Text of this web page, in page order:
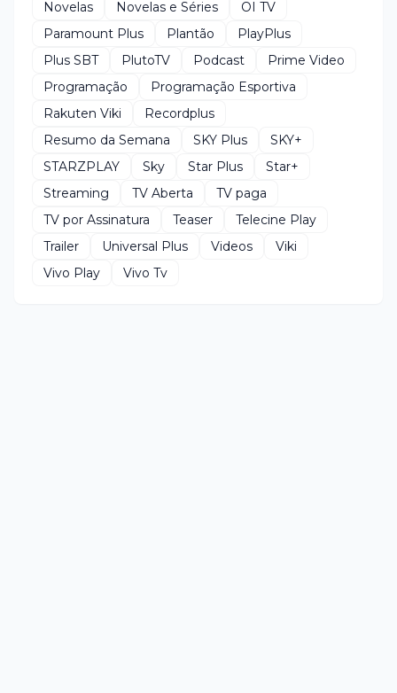
Novelas
Novelas e Séries
OI TV
Paramount Plus
Plantão
PlayPlus
Plus SBT
PlutoTV Podcast
Prime Video
Programação
Programação Esportiva
Rakuten Viki
Recordplus
Resumo da Semana
SKY Plus
SKY+
STARZPLAY
Sky Star Plus
Star+
Streaming
TV Aberta
TV paga
TV por Assinatura
Teaser
Telecine Play
Trailer
Universal Plus Videos
Viki
Vivo Play
Vivo Tv